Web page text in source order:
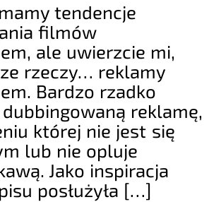
tendencje
filmów
ale uwierzcie mi,
rzeczy… reklamy
Bardzo rzadko
reklamę,
której nie jest się
lub nie opluje
Jako inspiracja
posłużyła […]